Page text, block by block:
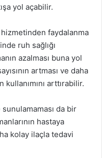
yol açabilir.
faydalanma
ruh sağlığı
azalması buna yol
artması ve daha
arttırabilir.
da bir
hastaya
kolay ilaçla tedavi